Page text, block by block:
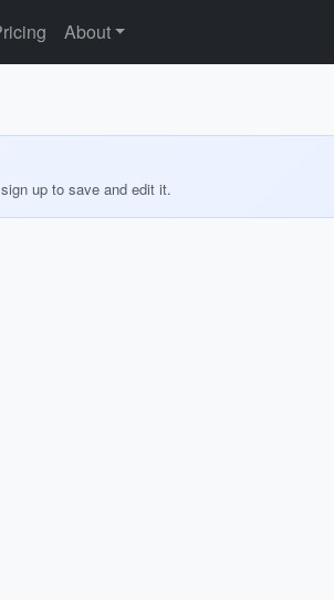
About
up to save and edit it.